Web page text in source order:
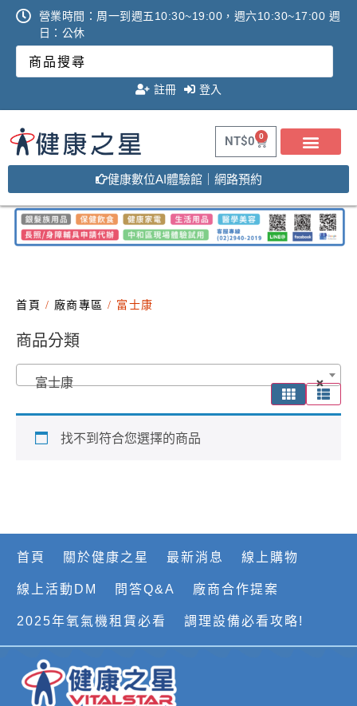
營業時間：周一到週五10:30~19:00，週六10:30~17:00 週
日：公休
註冊 登入
NT$0 0
健康數位AI體驗館｜網路預約
首頁 / 廠商專區 / 富士康
商品分類
×
富士康
找不到符合您選擇的商品
首頁 關於健康之星 最新消息 線上購物
線上活動DM 問答Q&A 廠商合作提案
2025年氧氣機租賃必看 調理設備必看攻略!